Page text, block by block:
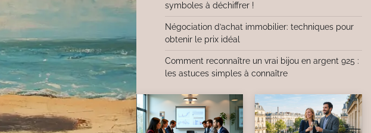
symboles à déchiffrer !
Négociation d’achat immobilier: techniques pour
obtenir le prix idéal
Comment reconnaître un vrai bijou en argent 925 :
les astuces simples à connaître